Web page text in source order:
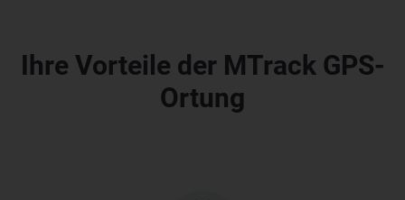
Ihre Vorteile der MTrack GPS-
Ortung